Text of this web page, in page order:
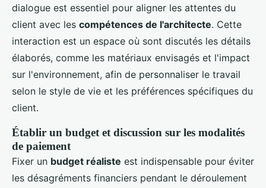
dialogue est essentiel pour aligner les attentes du
client avec les compétences de l'architecte. Cette
interaction est un espace où sont discutés les détails
élaborés, comme les matériaux envisagés et l'impact
sur l'environnement, afin de personnaliser le travail
selon le style de vie et les préférences spécifiques du
client.
Établir un budget et discussion sur les modalités
de paiement
Fixer un budget réaliste est indispensable pour éviter
les désagréments financiers pendant le déroulement